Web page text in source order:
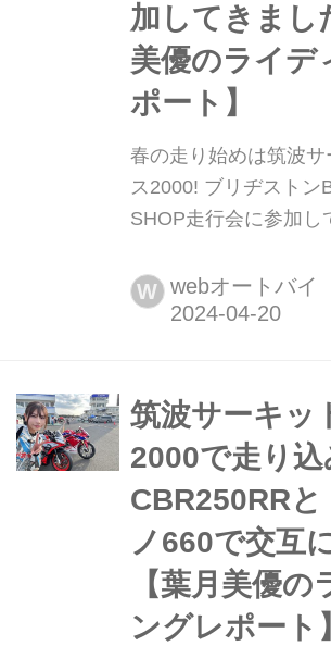
加してきまし
美優のライデ
ポート】
春の走り始めは筑波
ス2000! ブリヂストン
SHOP走行会に参加し
美優です。 社会人に
いに笑い合えて、とて
動では、澤崎柚希ちゃ
ゃんの2人と一緒じゃ
きないので、出会えて
ばかりです。 そんな
W webオートバイ
筑波サーキッ
2000で走り込
CBR250RR
ノ660で交互
【葉月美優の
ングレポート】